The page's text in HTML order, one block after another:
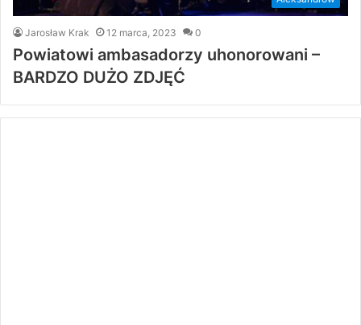
Jarosław Krak 12 marca, 2023 0
Powiatowi ambasadorzy uhonorowani –
BARDZO DUŻO ZDJĘĆ